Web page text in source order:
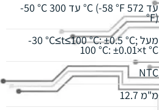
-50 °C עד 300 °C (-58 °F עד 572
°F)
-30 °C≤t≤100 °C: ±0.5 °C; מעל
100 °C: ±0.01×t °C
NTC
12.7 מ"מ